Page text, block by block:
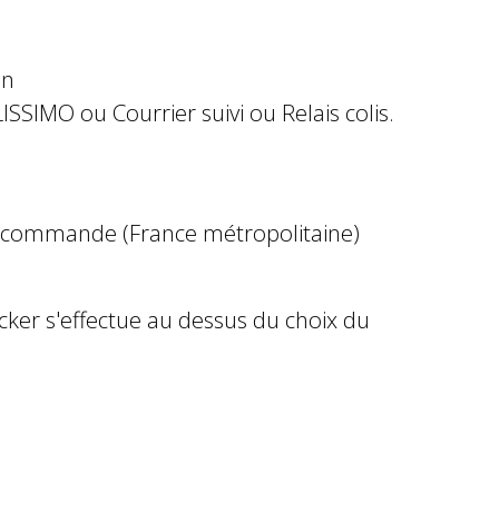
ou Courrier suivi ou Relais colis.
(France métropolitaine)
s'effectue au dessus du choix du